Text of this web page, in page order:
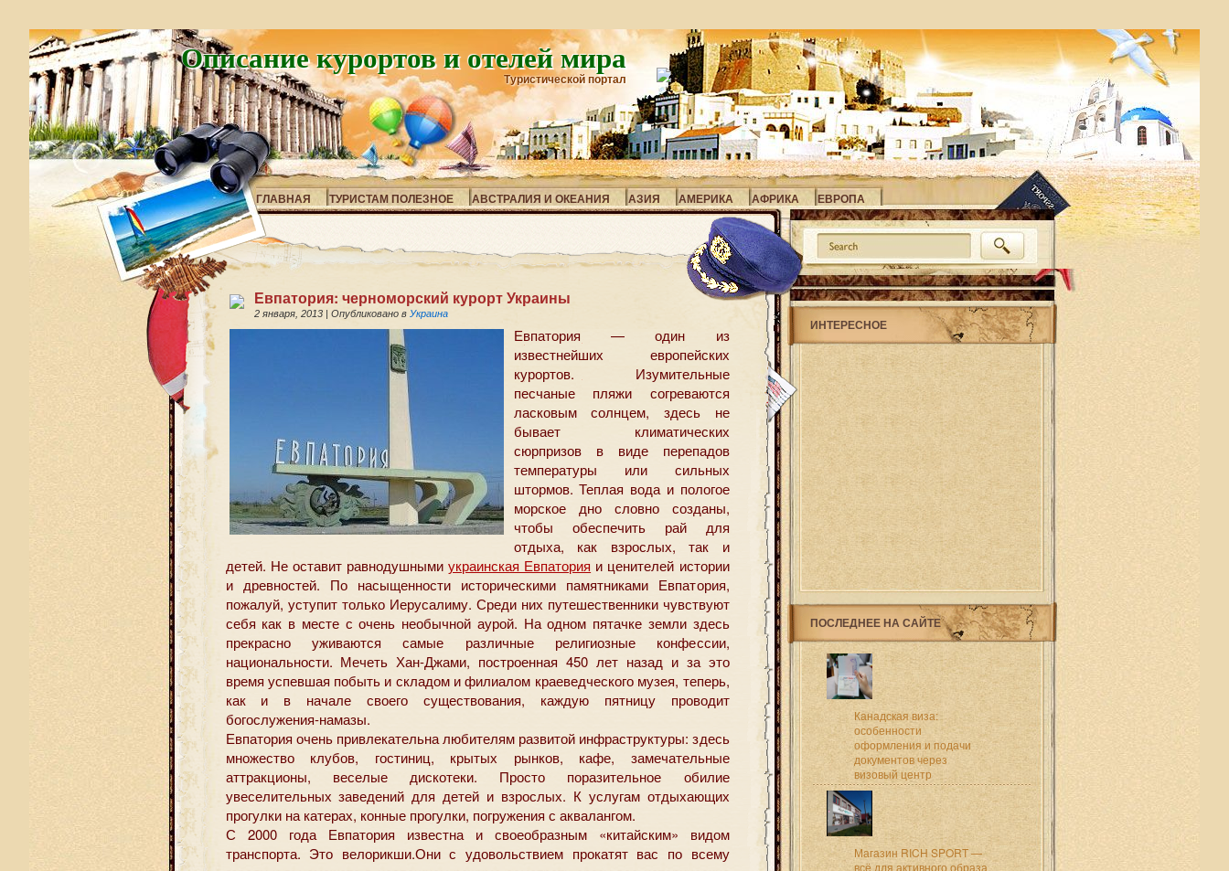
Описание курортов и отелей мира
Туристической портал
ГЛАВНАЯ ТУРИСТАМ ПОЛЕЗНОЕ АВСТРАЛИЯ И ОКЕАНИЯ АЗИЯ АМЕРИКА АФРИКА ЕВРОПА
Евпатория: черноморский курорт Украины
2 января, 2013 | Опубликовано в Украина
Евпатория — один из
известнейших европейских
курортов. Изумительные
песчаные пляжи согреваются
ласковым солнцем, здесь не
бывает климатических
сюрпризов в виде перепадов
температуры или сильных
штормов. Теплая вода и пологое
морское дно словно созданы,
чтобы обеспечить рай для
отдыха, как взрослых, так и
детей. Не оставит равнодушными украинская Евпатория и ценителей истории
и древностей. По насыщенности историческими памятниками Евпатория,
пожалуй, уступит только Иерусалиму. Среди них путешественники чувствуют
себя как в месте с очень необычной аурой. На одном пятачке земли здесь
прекрасно уживаются самые различные религиозные конфессии,
национальности. Мечеть Хан-Джами, построенная 450 лет назад и за это
время успевшая побыть и складом и филиалом краеведческого музея, теперь,
как и в начале своего существования, каждую пятницу проводит
богослужения-намазы.
Евпатория очень привлекательна любителям развитой инфраструктуры: здесь
множество клубов, гостиниц, крытых рынков, кафе, замечательные
аттракционы, веселые дискотеки. Просто поразительное обилие
увеселительных заведений для детей и взрослых. К услугам отдыхающих
прогулки на катерах, конные прогулки, погружения с аквалангом.
С 2000 года Евпатория известна и своеобразным «китайским» видом
транспорта. Это велорикши.Они с удовольствием прокатят вас по всему
ИНТЕРЕСНОЕ
ПОСЛЕДНЕЕ НА САЙТЕ
Канадская виза:
особенности
оформления и подачи
документов через
визовый центр
Магазин RICH SPORT —
всё для активного образа